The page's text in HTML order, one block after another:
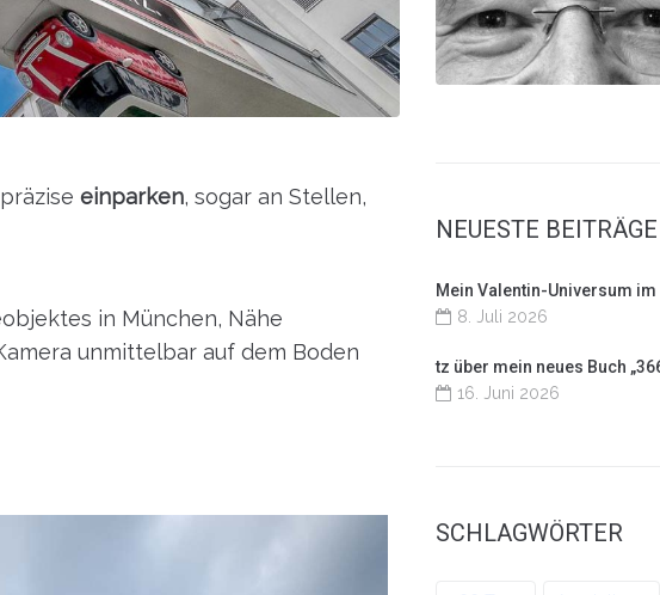
einparken, sogar an Stellen,
in München, Nähe
unmittelbar auf dem Boden
NEUESTE BEITRÄGE
Mein Valentin-Universum im
8. Juli 2026
tz über mein neues Buch
16. Juni 2026
SCHLAGWÖRTER